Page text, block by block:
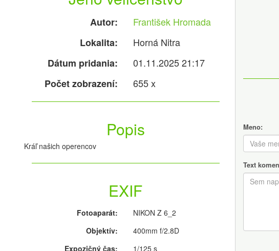
Autor:
František Hromada
Lokalita:
Horná Nitra
Dátum pridania:
01.11.2025 21:17
Počet zobrazení:
655 x
Popis
Kráľ našich operencov
EXIF
Fotoaparát:
NIKON Z 6_2
Objektív:
400mm f/2.8D
Expozičný čas:
1/125 s
Meno:
Text